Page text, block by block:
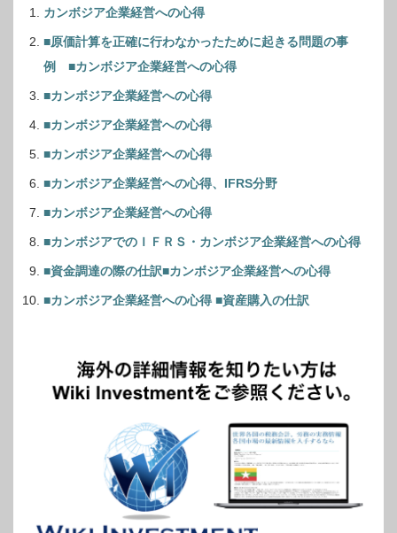
カンボジア企業経営への心得
■原価計算を正確に行わなかったために起きる問題の事
例 ■カンボジア企業経営への心得
■カンボジア企業経営への心得
■カンボジア企業経営への心得
■カンボジア企業経営への心得
■カンボジア企業経営への心得、IFRS分野
■カンボジア企業経営への心得
■カンボジアでのＩＦＲＳ・カンボジア企業経営への心得
■資金調達の際の仕訳■カンボジア企業経営への心得
■カンボジア企業経営への心得 ■資産購入の仕訳